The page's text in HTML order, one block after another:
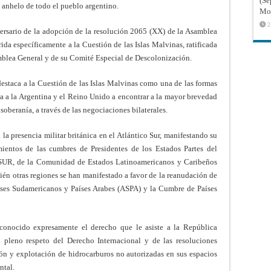
de todo el pueblo argentino.
de la adopción de la resolución 2065 (XX) de la Asamblea
específicamente a la Cuestión de las Islas Malvinas, ratificada
General y de su Comité Especial de Descolonización.
a la Cuestión de las Islas Malvinas como una de las formas
a la Argentina y el Reino Unido a encontrar a la mayor brevedad
a través de las negociaciones bilaterales.
presencia militar británica en el Atlántico Sur, manifestando su
de las cumbres de Presidentes de los Estados Partes del
de la Comunidad de Estados Latinoamericanos y Caribeños
otras regiones se han manifestado a favor de la reanudación de
Sudamericanos y Países Arabes (ASPA) y la Cumbre de Países
expresamente el derecho que le asiste a la República
pleno respeto del Derecho Internacional y de las resoluciones
y explotación de hidrocarburos no autorizadas en sus espacios